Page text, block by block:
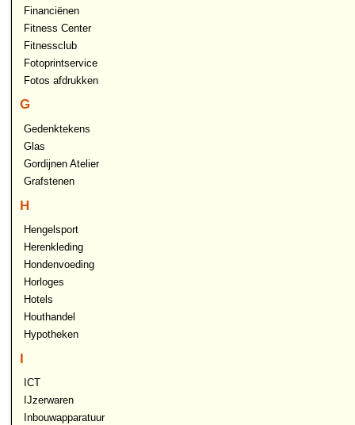
Financiënen
Fitness Center
Fitnessclub
Fotoprintservice
Fotos afdrukken
G
Gedenktekens
Glas
Gordijnen Atelier
Grafstenen
H
Hengelsport
Herenkleding
Hondenvoeding
Horloges
Hotels
Houthandel
Hypotheken
I
ICT
IJzerwaren
Inbouwapparatuur